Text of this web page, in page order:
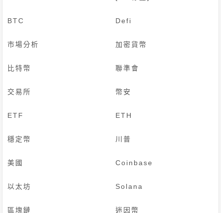
BTC Defi
市場分析 加密貨幣
比特幣 聯準會
交易所 幣安
ETF ETH
穩定幣 川普
美國 Coinbase
以太坊 Solana
區塊鏈 迷因幣